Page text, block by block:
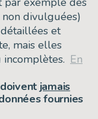
divulguées)
et
mais elles
En
jamais
fournies